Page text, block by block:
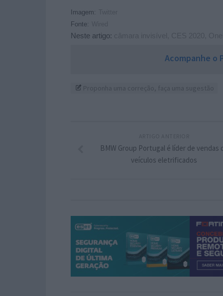
Imagem:
Fonte:
Neste artigo:
Acompanhe o
BMW Group Portugal é líder de vendas
veículos eletrificados